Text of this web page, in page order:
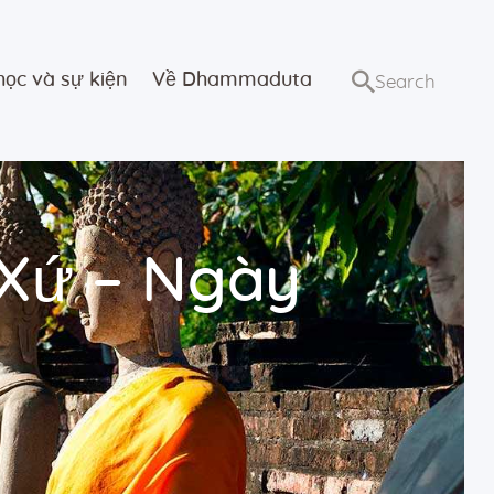
và sự kiện Về Dhammaduta
– Ngày